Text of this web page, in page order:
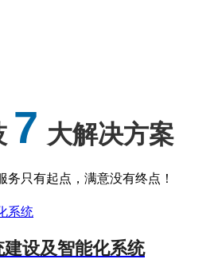
7 大解决方案
务只有起点，满意没有终点！
设及智能化系统